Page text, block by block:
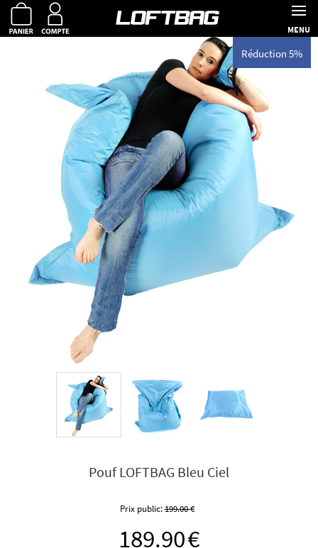
MENU
Réduction 5%
Pouf LOFTBAG Bleu Ciel
Prix public:199.00€
189.90€